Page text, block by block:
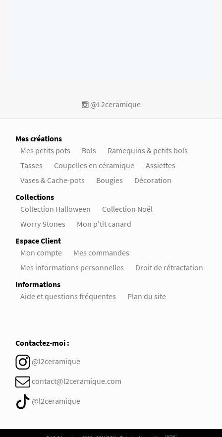
@L2ceramique
Mes créations
Mes petits pots
Bols
Ramequins & petits bols
Tasses
Coupelles en céramique
Assiettes
Vases & Cache-pots
Bougies
Décoration
Collections
Collection Halloween
Collection Noël
Worry Stones
Mon p'tit canard
Espace Client
Mon compte
Mes commandes
Mes informations personnelles
Droit de rétractation
Informations
Aide et questions fréquentes
Plan du site
Contactez-moi :
@l2ceramique
contact@l2ceramique.com
@l2ceramique